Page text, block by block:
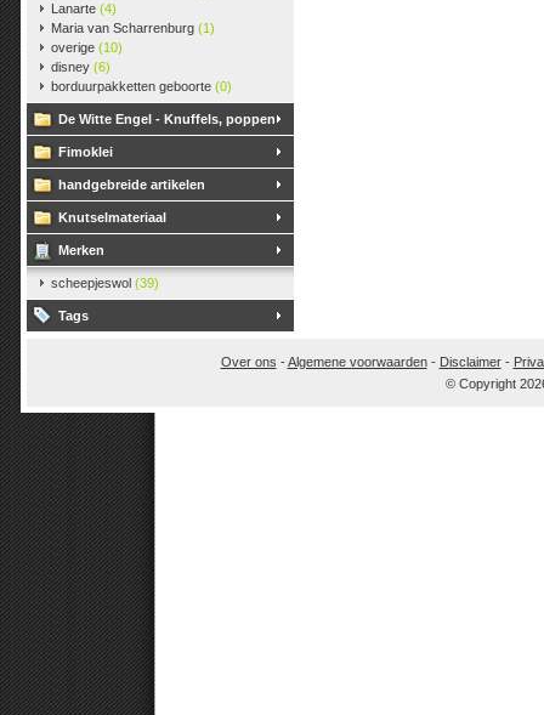
Lanarte (4)
Maria van Scharrenburg (1)
overige (10)
disney (6)
borduurpakketten geboorte (0)
De Witte Engel - Knuffels, poppen
Fimoklei
handgebreide artikelen
Knutselmateriaal
Merken
scheepjeswol (39)
Tags
Over ons -Algemene voorwaarden- Disclaimer-
© Copyright